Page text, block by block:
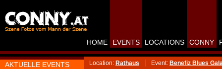
AKTUELLE EVENTS
HOME EVENTS LOCATIONS CONNY
Location: Rathaus Event: Benefiz Blues